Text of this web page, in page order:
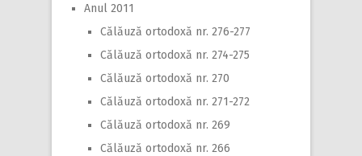
Anul 2011
Călăuză ortodoxă nr. 276-277
Călăuză ortodoxă nr. 274-275
Călăuză ortodoxă nr. 270
Călăuză ortodoxă nr. 271-272
Călăuză ortodoxă nr. 269
Călăuză ortodoxă nr. 266